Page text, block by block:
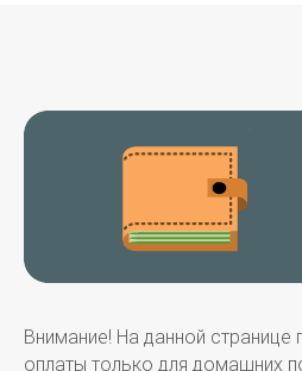
Внимание! На данной
оплаты только для домашних